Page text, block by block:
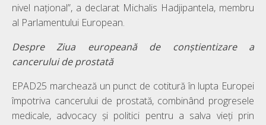
nivel național”, a declarat Michalis Hadjipantela, membru
al Parlamentului European.
Despre Ziua europeană de conștientizare a
cancerului de prostată
EPAD25 marchează un punct de cotitură în lupta Europei
împotriva cancerului de prostată, combinând progresele
medicale, advocacy și politici pentru a salva vieți prin